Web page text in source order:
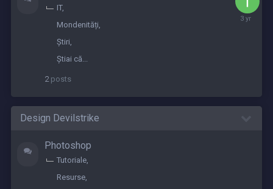
IT
Mondenități
Știri
Știai că...
2 posts
July
Design Devilstrike
Photoshop
Tutoriale
Resurse